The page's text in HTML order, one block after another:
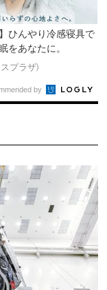
】ひんやり冷感寝具で
をあなたに。
プラザ)
by